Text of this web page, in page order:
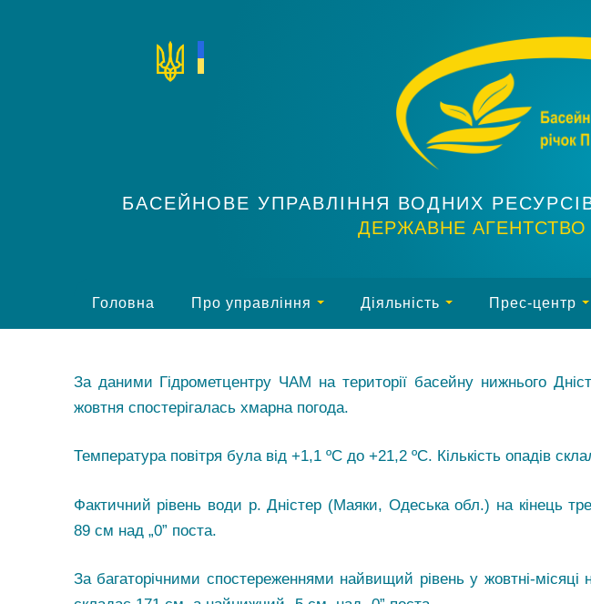
БАСЕЙНОВЕ УПРАВЛІННЯ ВОДНИХ
ДЕРЖАВНЕ АГЕНТСТВО
Головна Про управління Діяльність Прес-центр
За даними Гідрометцентру ЧАМ на території басейну нижнього
жовтня спостерігалась хмарна погода.
Температура повітря була від +1,1 ºС до +21,2 ºС. Кількість
Фактичний рівень води р. Дністер (Маяки, Одеська обл.) на кінець
89 см над „0” поста.
За багаторічними спостереженнями найвищий рівень у жовтні-